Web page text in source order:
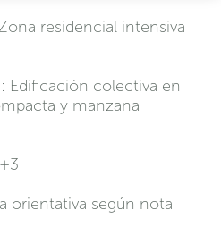
residencial intensiva
Edificación colectiva en
y manzana
orientativa según nota